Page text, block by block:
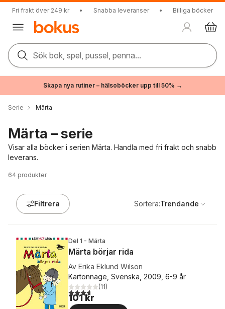
Fri frakt över 249 kr • Snabba leveranser • Billiga böcker
Sök bok, spel, pussel, penna...
Skapa nya rutiner – hälsoböcker upp till 50% →
Serie Märta
Märta – serie
Visar alla böcker i serien Märta. Handla med fri frakt och snabb
leverans.
64 produkter
Filtrera Sortera:Trendande
Del 1 - Märta
Märta börjar rida
Av Erika Eklund Wilson
Kartonnage, Svenska, 2009, 6-9 år
3,7utav 5 stjärnor. Totalt antal röster:
(11)
101 kr